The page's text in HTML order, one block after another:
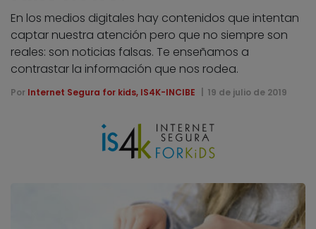
En los medios digitales hay contenidos que intentan
captar nuestra atención pero que no siempre son
reales: son noticias falsas. Te enseñamos a
contrastar la información que nos rodea.
Por Internet Segura for kids, IS4K-INCIBE 19 de julio de 2019